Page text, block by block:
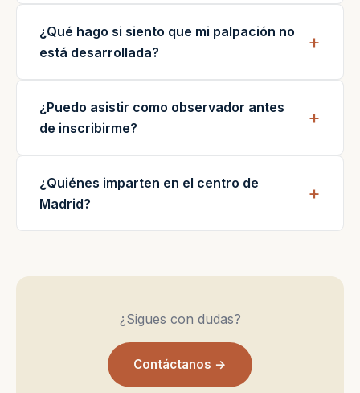
¿Qué hago si siento que mi palpación no
está desarrollada?
¿Puedo asistir como observador antes
de inscribirme?
¿Quiénes imparten en el centro de
Madrid?
¿Sigues con dudas?
Contáctanos →